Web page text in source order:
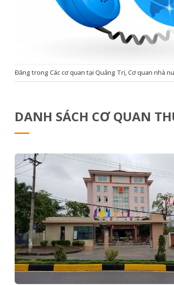
Đăng trongCác cơ quan tại Quảng Trị,Cơ quan nhà
DANH SÁCH CƠ QUAN